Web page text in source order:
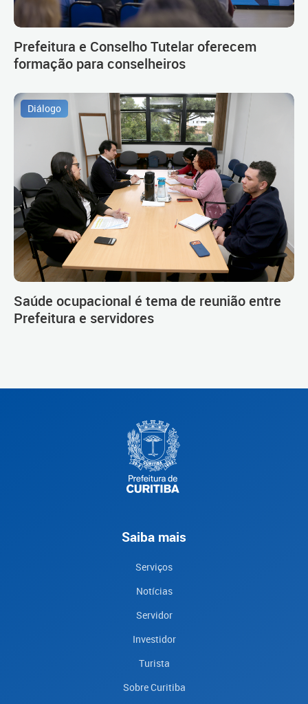
Prefeitura e Conselho Tutelar oferecem
formação para conselheiros
Diálogo
Saúde ocupacional é tema de reunião entre
Prefeitura e servidores
Saiba mais
Serviços
Notícias
Servidor
Investidor
Turista
Sobre Curitiba